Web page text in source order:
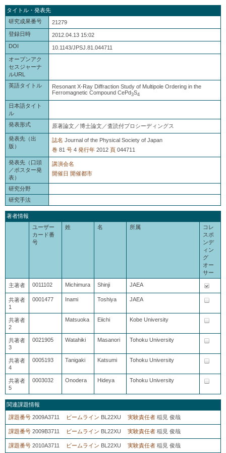
タイトル・発表先
研究成果番号
21279
登録日時
2012.04.13 15:02
DOI
10.1143/JPSJ.81.044711
オープンアク
セスジャーナ
ルURL
英語タイトル
Resonant X-Ray Diffraction Study of Multipole Ordering in the
Ferromagnetic Compound CePd3S4
日本語タイト
ル
発表形式
原著論文／博士論文／査読付プロシーディングス
発表先（出
版）
誌名 Journal of the Physical Society of Japan
巻 81 号 4 発行年 2012 頁 044711
発表先（口頭
／ポスター発
表）
講演会名
開催日 開催都市
研究分野
研究手法
著者情報
ユーザー
カード番
号
姓 名 所属
コレ
スポ
ンデ
ィン
グ
オー
サー
主著者 0011102 Michimura Shinji JAEA
共著者
1
0001477 Inami Toshiya JAEA
共著者
2
Matsuoka Eiichi Kobe University
共著者
3
0021905 Watahiki Masanori Tohoku University
共著者
4
0005193 Tanigaki Katsumi Tohoku University
共著者
5
0003032 Onodera Hideya Tohoku University
関連課題情報
課題番号 2009A3711 ビームライン BL22XU 実験責任者 稲見 俊哉
課題番号 2009B3711 ビームライン BL22XU 実験責任者 稲見 俊哉
課題番号 2010A3711 ビームライン BL22XU 実験責任者 稲見 俊哉